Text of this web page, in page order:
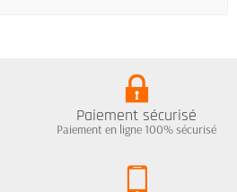
Paiement sécurisé
Paiement en ligne 100% sécurisé